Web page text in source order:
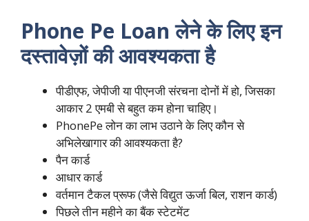
Phone Pe Loan लेने के लिएइन
दस्तावेज़ों की आवश्यकता है
पीडीएफ, जेपीजी या पीएनजी संरचना दोनों में हो, जिसका
आकार 2 एमबी से बहुत कम होना चाहिए।
PhonePe लोन का लाभ उठाने के लिए कौन से
अभिलेखागार की आवश्यकता है?
पैन कार्ड
आधार कार्ड
वर्तमान टैकल प्रूफ (जैसे विद्युत ऊर्जा बिल, राशन कार्ड)
पिछले तीन महीने का बैंक स्टेटमेंट